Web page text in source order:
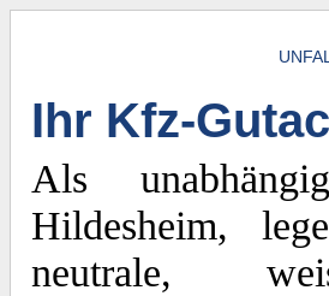
Ihr Kfz-
Als
Hildesheim,
neutrale,